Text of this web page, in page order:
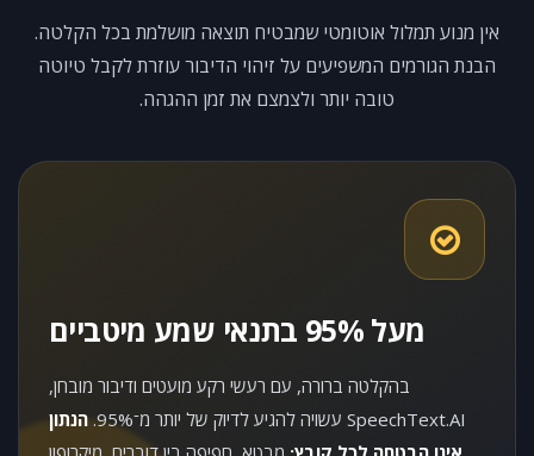
אין מנוע תמלול אוטומטי שמבטיח תוצאה מושלמת בכל הקלטה.
הבנת הגורמים המשפיעים על זיהוי הדיבור עוזרת לקבל טיוטה
טובה יותר ולצמצם את זמן ההגהה.
מעל 95% בתנאי שמע מיטביים
בהקלטה ברורה, עם רעשי רקע מועטים ודיבור מובחן,
SpeechText.AI עשויה להגיע לדיוק של יותר מ־95%.
הנתון